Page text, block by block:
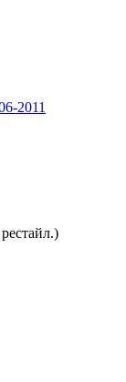
2011